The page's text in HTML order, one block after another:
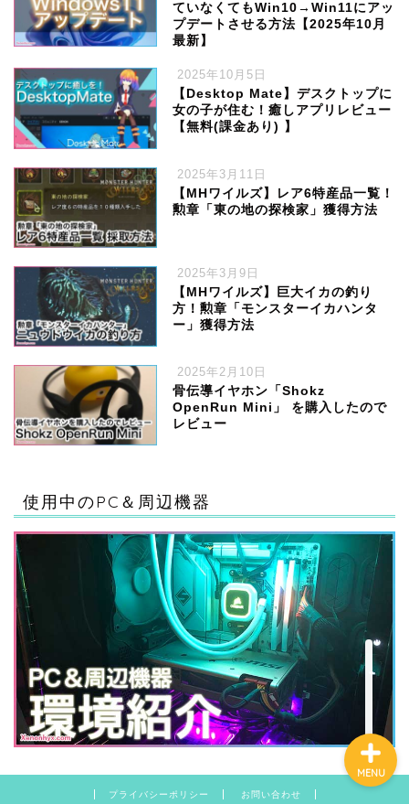
ていなくてもWin10→Win11にアッ
プデートさせる方法【2025年10月
最新】
2025年10月5日
【Desktop Mate】デスクトップに
女の子が住む！癒しアプリレビュー
【無料(課金あり) 】
2025年3月11日
【MHワイルズ】レア6特産品一覧！
勲章「東の地の探検家」獲得方法
2025年3月9日
【MHワイルズ】巨大イカの釣り
方！勲章「モンスターイカハンタ
ー」獲得方法
2025年2月10日
骨伝導イヤホン「Shokz
OpenRun Mini」 を購入したので
レビュー
使用中のPC＆周辺機器
プライバシーポリシー お問い合わせ
MENU
ゲーム
ソフトウェア・サービス
ガジェット